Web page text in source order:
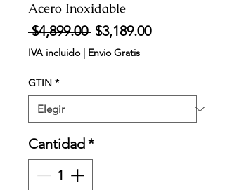
Acero Inoxidable
$4,899.00 Precio
$3,189.00Precio
IVA incluido Envio Gratis
GTIN *
Cantidad*